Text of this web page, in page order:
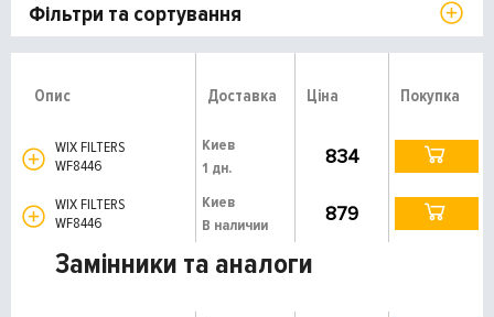
Фільтри та сортування
Опис Доставка Ціна Покупка
WIX FILTERS
WF8446
Киев
1 дн.
834
WIX FILTERS
WF8446
Киев
В наличии
879
Замінники та аналоги